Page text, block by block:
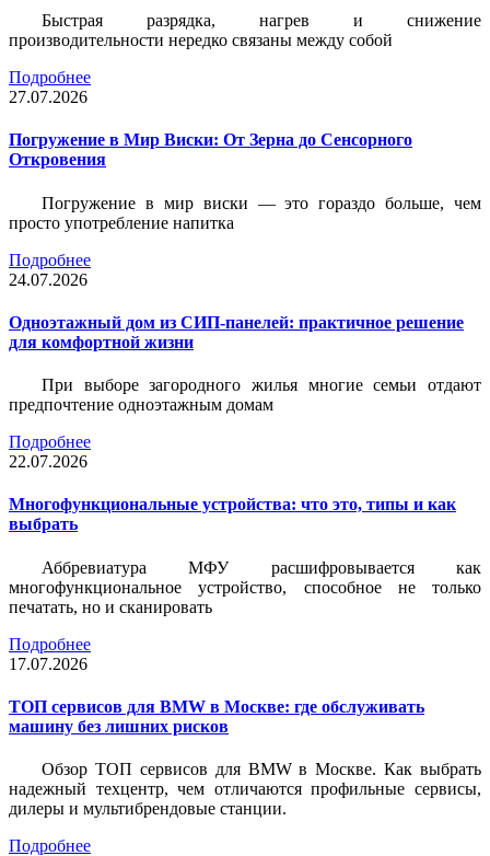
Быстрая разрядка, нагрев и снижение
производительности нередко связаны между собой
Подробнее
27.07.2026
Погружение в Мир Виски: От Зерна до Сенсорного
Откровения
Погружение в мир виски — это гораздо больше, чем
просто употребление напитка
Подробнее
24.07.2026
Одноэтажный дом из СИП-панелей: практичное решение
для комфортной жизни
При выборе загородного жилья многие семьи отдают
предпочтение одноэтажным домам
Подробнее
22.07.2026
Многофункциональные устройства: что это, типы и как
выбрать
Аббревиатура МФУ расшифровывается как
многофункциональное устройство, способное не только
печатать, но и сканировать
Подробнее
17.07.2026
ТОП сервисов для BMW в Москве: где обслуживать
машину без лишних рисков
Обзор ТОП сервисов для BMW в Москве. Как выбрать
надежный техцентр, чем отличаются профильные сервисы,
дилеры и мультибрендовые станции.
Подробнее